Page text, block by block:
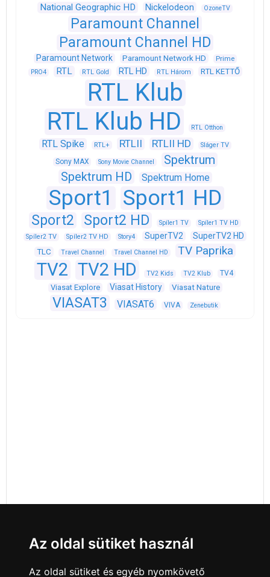
National Geographic HD
Nickelodeon OzoneTV
Paramount Channel
Paramount Channel HD
Paramount Network Paramount Network HD Prime
PRO4 RTL RTL Gold RTL HD RTL Három RTL KETTŐ
RTL Klub
RTL Klub HD
RTL Otthon
RTL Spike RTL+ RTLII RTLII HD Sláger TV
Sony MAX Sony Movie Channel
Spektrum
Spektrum HD
Spektrum Home
Sport1 Sport1 HD
Sport2 Sport2 HD Spíler1 TV
Spíler1 TV HD
Spíler2 TV
Spíler2 TV HD Story4 SuperTV2 SuperTV2 HD
TLC Travel Channel Travel Channel HD TV Paprika
TV2 TV2 HD TV2 Kids TV2 Klub TV4
Viasat Explore Viasat History Viasat Nature
VIASAT3 VIASAT6 VIVA Zenebutik
Az oldal sütiket használ
Az oldal sütiket és egyéb nyomkövető